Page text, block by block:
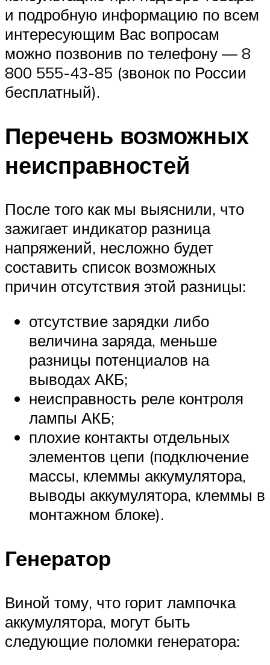
и подробную информацию по всем
интересующим Вас вопросам
можно позвонив по телефону — 8
800 555-43-85 (звонок по России
бесплатный).
Перечень возможных
неисправностей
После того как мы выяснили, что
зажигает индикатор разница
напряжений, несложно будет
составить список возможных
причин отсутствия этой разницы:
отсутствие зарядки либо
величина заряда, меньше
разницы потенциалов на
выводах АКБ;
неисправность реле контроля
лампы АКБ;
плохие контакты отдельных
элементов цепи (подключение
массы, клеммы аккумулятора,
выводы аккумулятора, клеммы в
монтажном блоке).
Генератор
Виной тому, что горит лампочка
аккумулятора, могут быть
следующие поломки генератора: